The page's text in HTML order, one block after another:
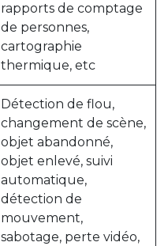
rapports de comptage
de personnes,
cartographie
thermique, etc
Détection de flou,
changement de scène,
objet abandonné,
objet enlevé, suivi
automatique,
détection de
mouvement,
sabotage, perte vidéo,